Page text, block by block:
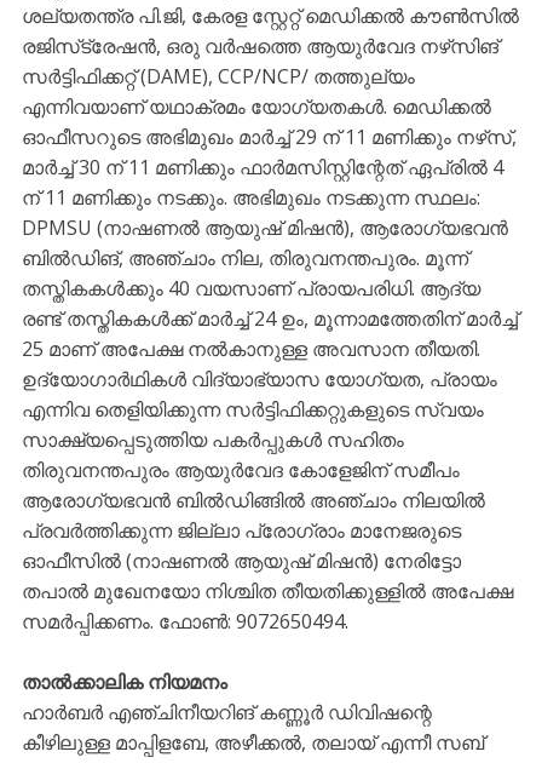
ശല്യതന്ത്ര പി.ജി, കേരള സ്റ്റേറ്റ് മെഡിക്കൽ കൗൺസിൽ
രജിസ്‌ട്രേഷൻ, ഒരു വർഷത്തെ ആയുർവേദ നഴ്‌സിങ്
സർട്ടിഫിക്കറ്റ് (DAME), CCP/NCP/ തത്തുല്യം
എന്നിവയാണ് യഥാക്രമം യോഗ്യതകൾ. മെഡിക്കൽ
ഓഫീസറുടെ അഭിമുഖം മാർച്ച് 29 ന് 11 മണിക്കും നഴ്‌സ്,
മാർച്ച് 30 ന് 11 മണിക്കും ഫാർമസിസ്റ്റിന്റേത് ഏപ്രിൽ 4
ന് 11 മണിക്കും നടക്കും. അഭിമുഖം നടക്കുന്ന സ്ഥലം:
DPMSU (നാഷണൽ ആയുഷ് മിഷൻ), ആരോഗ്യഭവൻ
ബിൽഡിങ്, അഞ്ചാം നില, തിരുവനന്തപുരം. മൂന്ന്
തസ്തികകൾക്കും 40 വയസാണ് പ്രായപരിധി. ആദ്യ
രണ്ട് തസ്തികകൾക്ക് മാർച്ച് 24 ഉം, മൂന്നാമത്തേതിന് മാർച്ച്
25 മാണ് അപേക്ഷ നൽകാനുള്ള അവസാന തീയതി.
ഉദ്യോഗാർഥികൾ വിദ്യാഭ്യാസ യോഗ്യത, പ്രായം
എന്നിവ തെളിയിക്കുന്ന സർട്ടിഫിക്കറ്റുകളുടെ സ്വയം
സാക്ഷ്യപ്പെടുത്തിയ പകർപ്പുകൾ സഹിതം
തിരുവനന്തപുരം ആയുർവേദ കോളേജിന് സമീപം
ആരോഗ്യഭവൻ ബിൽഡിങ്ങിൽ അഞ്ചാം നിലയിൽ
പ്രവർത്തിക്കുന്ന ജില്ലാ പ്രോഗ്രാം മാനേജരുടെ
ഓഫീസിൽ (നാഷണൽ ആയുഷ് മിഷൻ) നേരിട്ടോ
തപാൽ മുഖേനയോ നിശ്ചിത തീയതിക്കുള്ളിൽ അപേക്ഷ
സമർപ്പിക്കണം. ഫോൺ: 9072650494.
താല്‍ക്കാലിക നിയമനം
ഹാര്‍ബര്‍ എഞ്ചിനീയറിങ് കണ്ണൂര്‍ ഡിവിഷന്റെ
കീഴിലുള്ള മാപ്പിളബേ, അഴീക്കല്‍, തലായ് എന്നീ സബ്